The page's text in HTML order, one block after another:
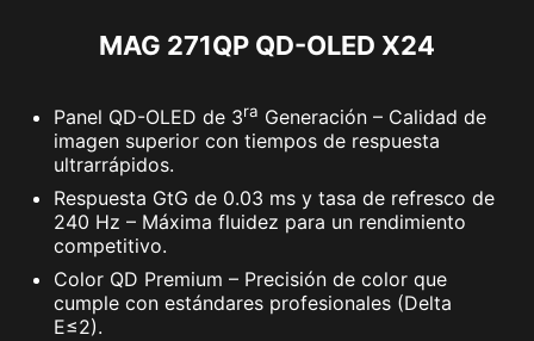
MAG 271QP QD-OLED X24
Panel QD-OLED de 3ra Generación – Calidad de
imagen superior con tiempos de respuesta
ultrarrápidos.
Respuesta GtG de 0.03 ms y tasa de refresco de
240 Hz – Máxima fluidez para un rendimiento
competitivo.
Color QD Premium – Precisión de color que
cumple con estándares profesionales (Delta
E≤2).